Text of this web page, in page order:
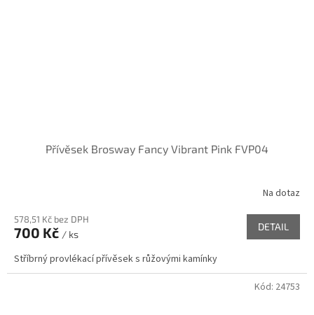
Přívěsek Brosway Fancy Vibrant Pink FVP04
Na dotaz
578,51 Kč bez DPH
700 Kč / ks
DETAIL
Stříbrný provlékací přívěsek s růžovými kamínky
Kód: 24753